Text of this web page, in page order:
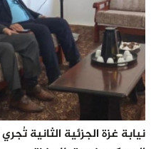
نيابة غزة الجزئية الثانية تُجري